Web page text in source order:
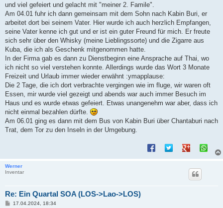
und viel gefeiert und gelacht mit "meiner 2. Famile".
Am 04.01 fuhr ich dann gemeinsam mit dem Sohn nach Kabin Buri, er
arbeitet dort bei seinem Vater. Hier wurde ich auch herzlich Empfangen,
seine Vater kenne ich gut und er ist ein guter Freund für mich. Er freute
sich sehr über den Whisky (meine Lieblingssorte) und die Zigarre aus
Kuba, die ich als Geschenk mitgenommen hatte.
In der Firma gab es dann zu Dienstbeginn eine Ansprache auf Thai, wo
ich nicht so viel verstehen konnte. Allerdings wurde das Wort 3 Monate
Freizeit und Urlaub immer wieder erwähnt :ymapplause:
Die 2 Tage, die ich dort verbrachte vergingen wie im fluge, wir waren oft
Essen, mir wurde viel gezeigt und abends war auch immer Besuch im
Haus und es wurde etwas gefeiert. Etwas unangenehm war aber, dass ich
nicht einmal bezahlen dürfte.
Am 06.01 ging es dann mit dem Bus von Kabin Buri über Chantaburi nach
Trat, dem Tor zu den Inseln in der Umgebung.
Werner
Inventar
Re: Ein Quartal SOA (LOS->Lao->LOS)
B17.04.2024, 18:34